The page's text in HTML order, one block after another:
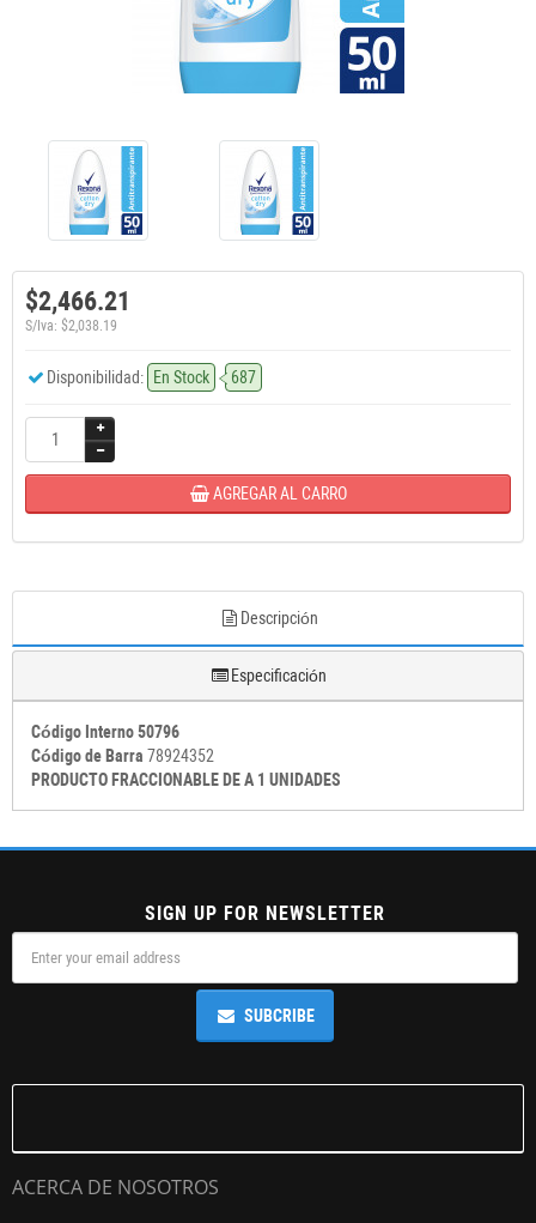
$2,466.21
S/Iva: $2,038.19
Disponibilidad: En Stock 687
AGREGAR AL CARRO
Descripción
Especificación
Código Interno 50796
Código de Barra 78924352
PRODUCTO FRACCIONABLE DE A 1 UNIDADES
SIGN UP FOR NEWSLETTER
SUBCRIBE
ACERCA DE NOSOTROS